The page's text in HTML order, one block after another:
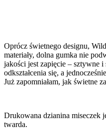
Oprócz świetnego designu,
materiały, dolna gumka nie
jakości jest zapięcie – sztywne
odkształcenia się, a
Już zapomniałam, jak świetne
Drukowana dzianina miseczek
twarda.